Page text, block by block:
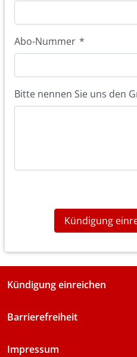
Abo-Nummer *
Bitte nennen Sie uns den
Kündigung
Kündigung einreichen
Barrierefreiheit
Impressum